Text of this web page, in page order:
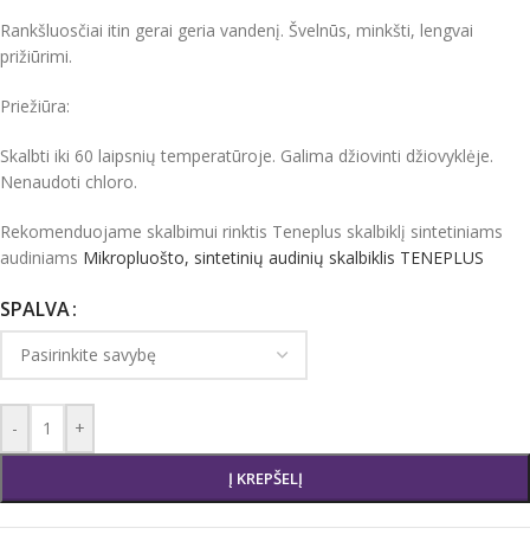
Rankšluosčiai itin gerai geria vandenį. Švelnūs, minkšti, lengvai
prižiūrimi.
Priežiūra:
Skalbti iki 60 laipsnių temperatūroje. Galima džiovinti džiovyklėje.
Nenaudoti chloro.
Rekomenduojame skalbimui rinktis Teneplus skalbiklį sintetiniams
audiniams Mikropluošto, sintetinių audinių skalbiklis TENEPLUS
SPALVA
- +
Į KREPŠELĮ